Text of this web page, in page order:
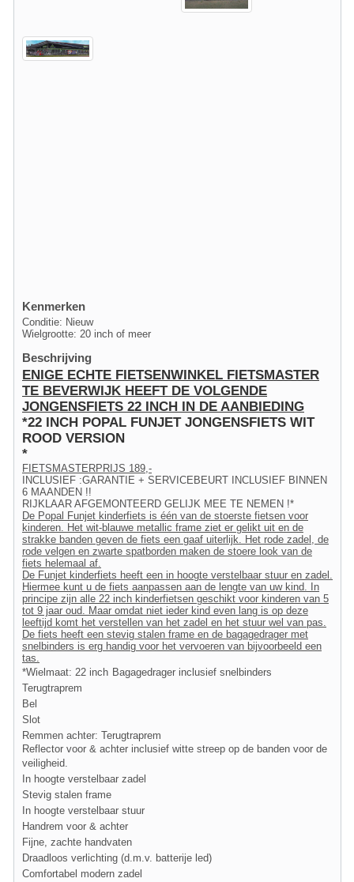
Kenmerken
Conditie: Nieuw
Wielgrootte: 20 inch of meer
Beschrijving
ENIGE ECHTE FIETSENWINKEL FIETSMASTER
TE BEVERWIJK HEEFT DE VOLGENDE
JONGENSFIETS 22 INCH IN DE AANBIEDING
*22 INCH POPAL FUNJET JONGENSFIETS WIT
ROOD VERSION
*
FIETSMASTERPRIJS 189,-
INCLUSIEF :GARANTIE + SERVICEBEURT INCLUSIEF BINNEN
6 MAANDEN !!
RIJKLAAR AFGEMONTEERD GELIJK MEE TE NEMEN !*
De Popal Funjet kinderfiets is één van de stoerste fietsen voor
kinderen. Het wit-blauwe metallic frame ziet er gelikt uit en de
strakke banden geven de fiets een gaaf uiterlijk. Het rode zadel, de
rode velgen en zwarte spatborden maken de stoere look van de
fiets helemaal af.
De Funjet kinderfiets heeft een in hoogte verstelbaar stuur en zadel.
Hiermee kunt u de fiets aanpassen aan de lengte van uw kind. In
principe zijn alle 22 inch kinderfietsen geschikt voor kinderen van 5
tot 9 jaar oud. Maar omdat niet ieder kind even lang is op deze
leeftijd komt het verstellen van het zadel en het stuur wel van pas.
De fiets heeft een stevig stalen frame en de bagagedrager met
snelbinders is erg handig voor het vervoeren van bijvoorbeeld een
tas.
*Wielmaat: 22 inch Bagagedrager inclusief snelbinders
Terugtraprem
Bel
Slot
Remmen achter: Terugtraprem
Reflector voor & achter inclusief witte streep op de banden voor de
veiligheid.
In hoogte verstelbaar zadel
Stevig stalen frame
In hoogte verstelbaar stuur
Handrem voor & achter
Fijne, zachte handvaten
Draadloos verlichting (d.m.v. batterije led)
Comfortabel modern zadel